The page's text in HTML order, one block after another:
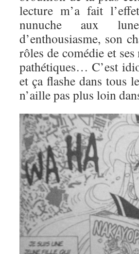
lecture m’a fait
nunuche aux
d’enthousiasme, son
rôles de comédie et
pathétiques… C’est
et ça flashe dans tous
n’aille pas plus loin